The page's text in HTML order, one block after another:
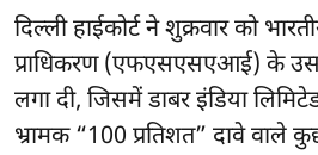
दिल्ली हाईकोर्ट ने शुक्रवार को
प्राधिकरण(एफएसएसएआई) के उस
लगा दी, जिसमें डाबर इंडिया
भ्रामक “100 प्रतिशत” दावे वाले कुछ